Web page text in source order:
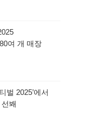
여 개 매장
벌 2025’에서
봬